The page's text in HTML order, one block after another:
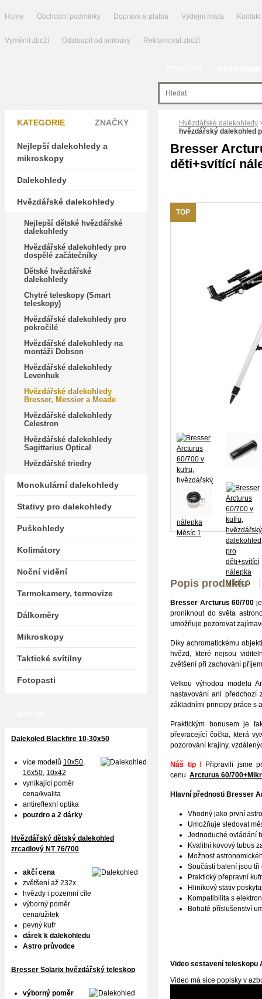
Home Obchodní podmínky Doprava a platba Výdejní místa Kontakt
Vyměnit zboží Odstoupit od smlouvy Reklamovat zboží
Hvězdářské dalekohledy
hvězdářský dalekohled
Bresser
děti+svítící
TOP
Popis produktu
Bresser Arcturus 60/700
proniknout do světa
umožňuje pozorovat
Díky achromatickému
hvězd, které nejsou
zvětšení při zachování
Velkou výhodou modelu
nastavování ani předchozí
základními principy práce s
Praktickým bonusem je
převracející čočka, která
pozorování krajiny,
Náš tip ! Připravili jsme
cenu Arcturus 60/700
Hlavní přednosti Bresser
Vhodný jako první
Umožňuje sledovat
Jednoduché ovládání
Kvalitní kovový tubus
Možnost
Součástí balení jsou
Praktický přepravní
Hliníkový stativ
Kompatibilita s
Bohaté příslušenství
Video sestavení teleskopu
Video má sice popisky v
KATEGORIE ZNAČKY
Nejlepší dalekohledy a
mikroskopy
Dalekohledy
Hvězdářské dalekohledy
Nejlepší dětské hvězdářské
dalekohledy
Hvězdářské dalekohledy pro
dospělé začátečníky
Dětské hvězdářské
dalekohledy
Chytré teleskopy (Smart
teleskopy)
Hvězdářské dalekohledy pro
pokročilé
Hvězdářské dalekohledy na
montáži Dobson
Hvězdářské dalekohledy
Levenhuk
Hvězdářské dalekohledy
Bresser, Messier a Meade
Hvězdářské dalekohledy
Celestron
Hvězdářské dalekohledy
Sagittarius Optical
Hvězdářské triedry
Monokulární dalekohledy
Stativy pro dalekohledy
Puškohledy
Kolimátory
Noční vidění
Termokamery, termovize
Dálkoměry
Mikroskopy
Taktické svítilny
Fotopasti
Dalekoled Blackfire 10-30x50
více modelů 10x50,
16x50, 10x42
vyníkající poměr
cena/kvalita
antireflexní optika
pouzdro a 2 dárky
Hvězdářský dětský dalekohled
zrcadlový NT 76/700
akčí cena
zvětšení až 232x
hvězdy i pozemní cíle
výborný poměr
cena/užitek
pevný kufr
dárek k dalekohledu
Astro průvodce
Bresser Solarix hvězdářský teleskop
výborný poměr